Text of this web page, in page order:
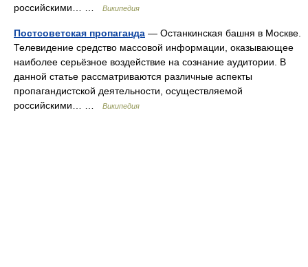
российскими… …
Википедия
Постсоветская пропаганда — Останкинская башня в Москве.
Телевидение средство массовой информации, оказывающее
наиболее серьёзное воздействие на сознание аудитории. В
данной статье рассматриваются различные аспекты
пропагандистской деятельности, осуществляемой
российскими… …
Википедия